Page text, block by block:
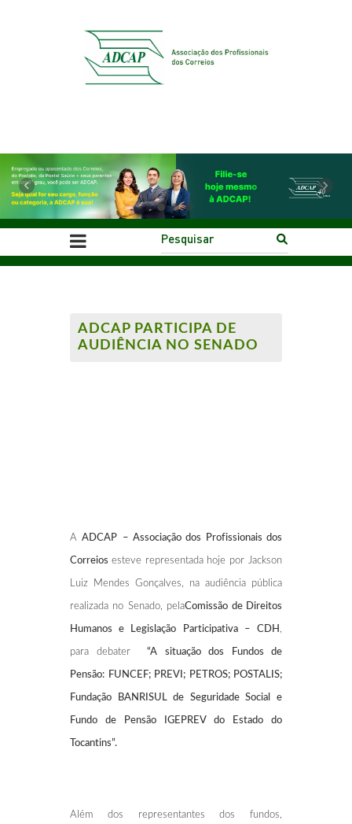
Previous Next
ADCAP PARTICIPA DE
AUDIÊNCIA NO SENADO
AADCAP – Associação dos Profissionais dos
Correios esteve representada hoje por Jackson
Luiz Mendes Gonçalves, na audiência pública
realizada no Senado, pelaComissão de Direitos
Humanos e Legislação Participativa – CDH
para debater“A situação dos Fundos de
Pensão: FUNCEF; PREVI; PETROS; POSTALIS;
Fundação BANRISUL de Seguridade Social e
Fundo de Pensão IGEPREV do Estado do
Tocantins”.
Além dos representantes dos fundos,